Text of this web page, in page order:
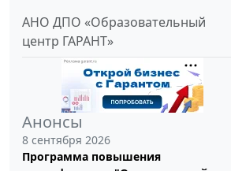
АНО ДПО «Образовательный
центр ГАРАНТ»
Анонсы
8 сентября 2026
Программа повышения